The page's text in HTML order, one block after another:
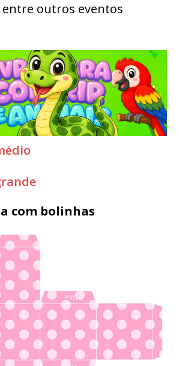
outros eventos
com bolinhas